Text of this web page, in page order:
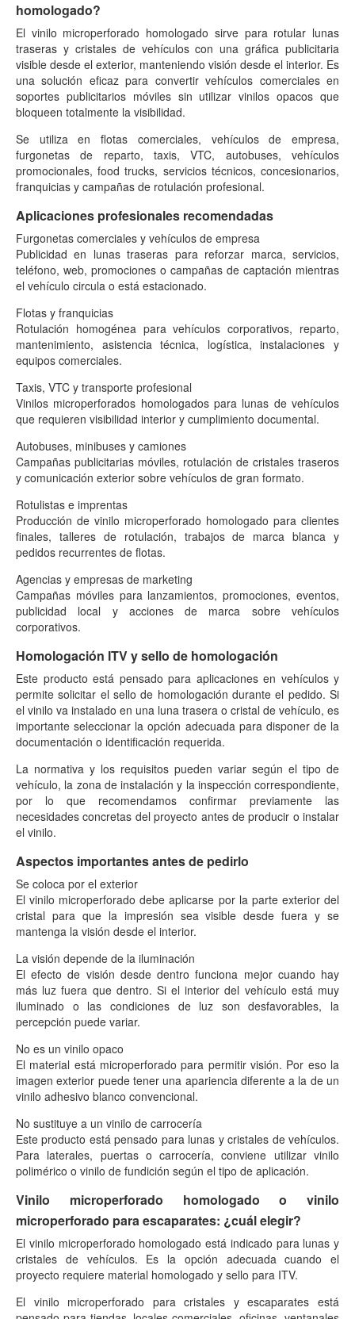
homologado?
El vinilo microperforado homologado sirve para rotular lunas
traseras y cristales de vehículos con una gráfica publicitaria
visible desde el exterior, manteniendo visión desde el interior. Es
una solución eficaz para convertir vehículos comerciales en
soportes publicitarios móviles sin utilizar vinilos opacos que
bloqueen totalmente la visibilidad.
Se utiliza en flotas comerciales, vehículos de empresa,
furgonetas de reparto, taxis, VTC, autobuses, vehículos
promocionales, food trucks, servicios técnicos, concesionarios,
franquicias y campañas de rotulación profesional.
Aplicaciones profesionales recomendadas
Furgonetas comerciales y vehículos de empresa
Publicidad en lunas traseras para reforzar marca, servicios,
teléfono, web, promociones o campañas de captación mientras
el vehículo circula o está estacionado.
Flotas y franquicias
Rotulación homogénea para vehículos corporativos, reparto,
mantenimiento, asistencia técnica, logística, instalaciones y
equipos comerciales.
Taxis, VTC y transporte profesional
Vinilos microperforados homologados para lunas de vehículos
que requieren visibilidad interior y cumplimiento documental.
Autobuses, minibuses y camiones
Campañas publicitarias móviles, rotulación de cristales traseros
y comunicación exterior sobre vehículos de gran formato.
Rotulistas e imprentas
Producción de vinilo microperforado homologado para clientes
finales, talleres de rotulación, trabajos de marca blanca y
pedidos recurrentes de flotas.
Agencias y empresas de marketing
Campañas móviles para lanzamientos, promociones, eventos,
publicidad local y acciones de marca sobre vehículos
corporativos.
Homologación ITV y sello de homologación
Este producto está pensado para aplicaciones en vehículos y
permite solicitar el sello de homologación durante el pedido. Si
el vinilo va instalado en una luna trasera o cristal de vehículo, es
importante seleccionar la opción adecuada para disponer de la
documentación o identificación requerida.
La normativa y los requisitos pueden variar según el tipo de
vehículo, la zona de instalación y la inspección correspondiente,
por lo que recomendamos confirmar previamente las
necesidades concretas del proyecto antes de producir o instalar
el vinilo.
Aspectos importantes antes de pedirlo
Se coloca por el exterior
El vinilo microperforado debe aplicarse por la parte exterior del
cristal para que la impresión sea visible desde fuera y se
mantenga la visión desde el interior.
La visión depende de la iluminación
El efecto de visión desde dentro funciona mejor cuando hay
más luz fuera que dentro. Si el interior del vehículo está muy
iluminado o las condiciones de luz son desfavorables, la
percepción puede variar.
No es un vinilo opaco
El material está microperforado para permitir visión. Por eso la
imagen exterior puede tener una apariencia diferente a la de un
vinilo adhesivo blanco convencional.
No sustituye a un vinilo de carrocería
Este producto está pensado para lunas y cristales de vehículos.
Para laterales, puertas o carrocería, conviene utilizar vinilo
polimérico o vinilo de fundición según el tipo de aplicación.
Vinilo microperforado homologado o vinilo
microperforado para escaparates: ¿cuál elegir?
El vinilo microperforado homologado está indicado para lunas y
cristales de vehículos. Es la opción adecuada cuando el
proyecto requiere material homologado y sello para ITV.
El vinilo microperforado para cristales y escaparates está